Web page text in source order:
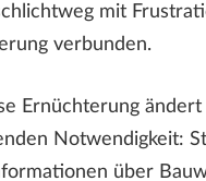
mit
verbunden.
Ernüchterung
Notwendigkeit:
über